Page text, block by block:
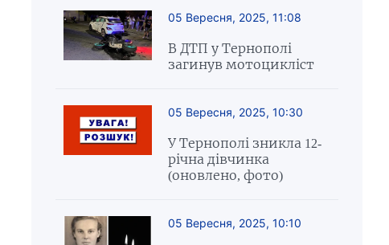
05 Вересня, 2025, 11:08
В ДТП у Тернополі
загинув мотоцикліст
05 Вересня, 2025, 10:30
У Тернополі зникла 12-
річна дівчинка
(оновлено, фото)
05 Вересня, 2025, 10:10